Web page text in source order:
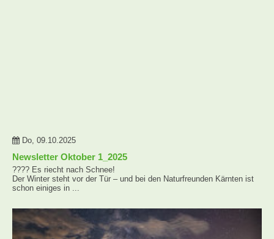
Do, 09.10.2025
Newsletter Oktober 1_2025
????️ Es riecht nach Schnee!
Der Winter steht vor der Tür – und bei den Naturfreunden Kärnten ist
schon einiges in ...